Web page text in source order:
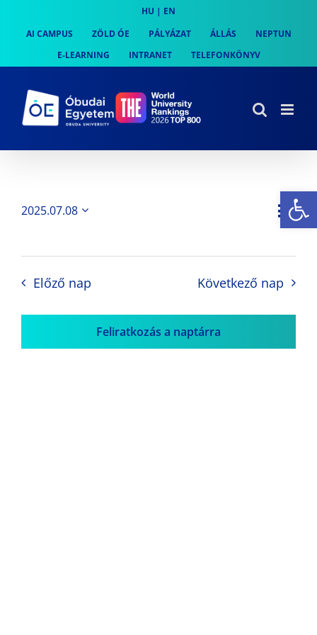
content
HU | EN
AI CAMPUS
ZÖLD ÓE PÁLYÁZAT ÁLLÁS
NEPTUN
E-LEARNING
INTRANET TELEFONKÖNYV
Nap
2025.07.08
Előző nap Következő nap
Feliratkozás a naptárra